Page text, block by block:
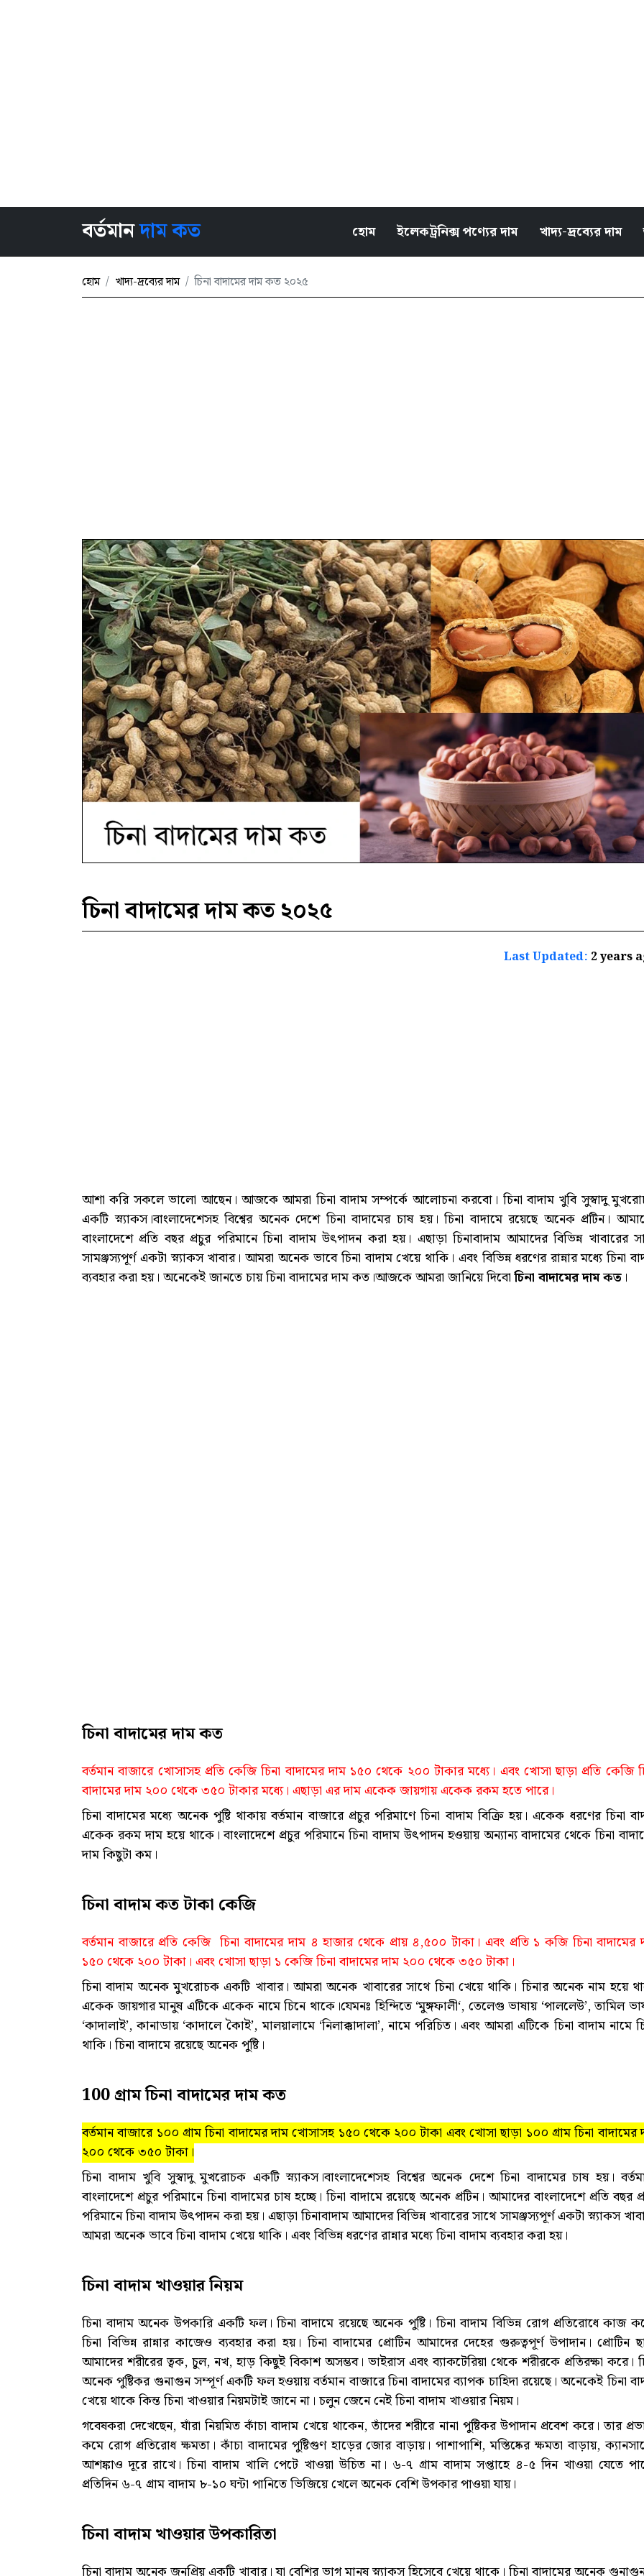
বর্তমানদাম কত হোম ইলেকট্রনিক্স পণ্যের দাম খাদ্য-দ্রব্যের দাম
হোম খাদ্য-দ্রব্যের দাম চিনা বাদামের দাম কত ২০২৫
চিনা বাদামের দাম কত ২০২৫
Last Updated: 2 years
আশা করি সকলে ভালো আছেন। আজকে আমরা চিনা বাদাম সম্পর্কে আলোচনা করবো। চিনা বাদাম খুবি সুস্বাদু
একটি স্ন্যাকস।বাংলাদেশেসহ বিশ্বের অনেক দেশে চিনা বাদামের চাষ হয়। চিনা বাদামে রয়েছে অনেক প্রটিন।
বাংলাদেশে প্রতি বছর প্রচুর পরিমানে চিনা বাদাম উৎপাদন করা হয়। এছাড়া চিনাবাদাম আমাদের বিভিন্ন খাবারের
সামঞ্জস্যপূর্ণ একটা স্ন্যাকস খাবার। আমরা অনেক ভাবে চিনা বাদাম খেয়ে থাকি। এবং বিভিন্ন ধরণের রান্নার মধ্যে চিনা
ব্যবহার করা হয়। অনেকেই জানতে চায় চিনা বাদামের দাম কত।আজকে আমরা জানিয়ে দিবোচিনা বাদামের দাম কত ।
চিনা বাদামের দাম কত
বর্তমান বাজারে খোসাসহ প্রতি কেজি চিনা বাদামের দাম ১৫০ থেকে ২০০ টাকার মধ্যে। এবং খোসা ছাড়া প্রতি কেজি
বাদামের দাম ২০০ থেকে ৩৫০ টাকার মধ্যে। এছাড়া এর দাম একেক জায়গায় একেক রকম হতে পারে।
চিনা বাদামের মধ্যে অনেক পুষ্টি থাকায় বর্তমান বাজারে প্রচুর পরিমাণে চিনা বাদাম বিক্রি হয়। একেক ধরণের চিনা
একেক রকম দাম হয়ে থাকে। বাংলাদেশে প্রচুর পরিমানে চিনা বাদাম উৎপাদন হওয়ায় অন্যান্য বাদামের থেকে চিনা
দাম কিছুটা কম।
চিনা বাদাম কত টাকা কেজি
বর্তমান বাজারে প্রতি কেজি চিনা বাদামের দাম ৪ হাজার থেকে প্রায় ৪,৫০০ টাকা। এবং প্রতি ১ কজি চিনা বাদামের
১৫০ থেকে ২০০ টাকা। এবং খোসা ছাড়া ১ কেজি চিনা বাদামের দাম ২০০ থেকে ৩৫০ টাকা।
চিনা বাদাম অনেক মুখরোচক একটি খাবার। আমরা অনেক খাবারের সাথে চিনা খেয়ে থাকি। চিনার অনেক নাম হয়ে
একেক জায়গার মানুষ এটিকে একেক নামে চিনে থাকে।যেমনঃ হিন্দিতে ‘মুঙ্গফালী‘, তেলেগু ভাষায় ‘পাললেউ’, তামিল
‘কাদালাই’, কানাডায় ‘কাদালে কৈাই’, মালয়ালামে ‘নিলাক্কাদালা’, নামে পরিচিত। এবং আমরা এটিকে চিনা বাদাম নামে
থাকি। চিনা বাদামে রয়েছে অনেক পুষ্টি।
100 গ্রাম চিনা বাদামের দাম কত
বর্তমান বাজারে ১০০ গ্রাম চিনা বাদামের দাম খোসাসহ ১৫০ থেকে ২০০ টাকা এবং খোসা ছাড়া ১০০ গ্রাম চিনা বাদামের
২০০ থেকে ৩৫০ টাকা।
চিনা বাদাম খুবি সুস্বাদু মুখরোচক একটি স্ন্যাকস।বাংলাদেশেসহ বিশ্বের অনেক দেশে চিনা বাদামের চাষ হয়।
বাংলাদেশে প্রচুর পরিমানে চিনা বাদামের চাষ হচ্ছে। চিনা বাদামে রয়েছে অনেক প্রটিন। আমাদের বাংলাদেশে প্রতি বছর
পরিমানে চিনা বাদাম উৎপাদন করা হয়। এছাড়া চিনাবাদাম আমাদের বিভিন্ন খাবারের সাথে সামঞ্জস্যপূর্ণ একটা স্ন্যাকস
আমরা অনেক ভাবে চিনা বাদাম খেয়ে থাকি। এবং বিভিন্ন ধরণের রান্নার মধ্যে চিনা বাদাম ব্যবহার করা হয়।
চিনা বাদাম খাওয়ার নিয়ম
চিনা বাদাম অনেক উপকারি একটি ফল। চিনা বাদামে রয়েছে অনেক পুষ্টি। চিনা বাদাম বিভিন্ন রোগ প্রতিরোধে কাজ
চিনা বিভিন্ন রান্নার কাজেও ব্যবহার করা হয়। চিনা বাদামের প্রোটিন আমাদের দেহের গুরুত্বপূর্ণ উপাদান। প্রোটিন
আমাদের শরীরের ত্বক, চুল, নখ, হাড় কিছুই বিকাশ অসম্ভব। ভাইরাস এবং ব্যাকটেরিয়া থেকে শরীরকে প্রতিরক্ষা করে।
অনেক পুষ্টিকর গুনাগুন সম্পূর্ণ একটি ফল হওয়ায় বর্তমান বাজারে চিনা বাদামের ব্যাপক চাহিদা রয়েছে। অনেকেই চিনা
খেয়ে থাকে কিন্ত চিনা খাওয়ার নিয়মটাই জানে না। চলুন জেনে নেই চিনা বাদাম খাওয়ার নিয়ম।
গবেষকরা দেখেছেন, যাঁরা নিয়মিত কাঁচা বাদাম খেয়ে থাকেন, তাঁদের শরীরে নানা পুষ্টিকর উপাদান প্রবেশ করে। তার
কমে রোগ প্রতিরোধ ক্ষমতা। কাঁচা বাদামের পুষ্টিগুণ হাড়ের জোর বাড়ায়। পাশাপাশি, মস্তিষ্কের ক্ষমতা বাড়ায়,
আশঙ্কাও দূরে রাখে। চিনা বাদাম খালি পেটে খাওয়া উচিত না। ৬-৭ গ্রাম বাদাম সপ্তাহে ৪-৫ দিন খাওয়া যেতে
প্রতিদিন ৬-৭ গ্রাম বাদাম ৮-১০ ঘন্টা পানিতে ভিজিয়ে খেলে অনেক বেশি উপকার পাওয়া যায়।
চিনা বাদাম খাওয়ার উপকারিতা